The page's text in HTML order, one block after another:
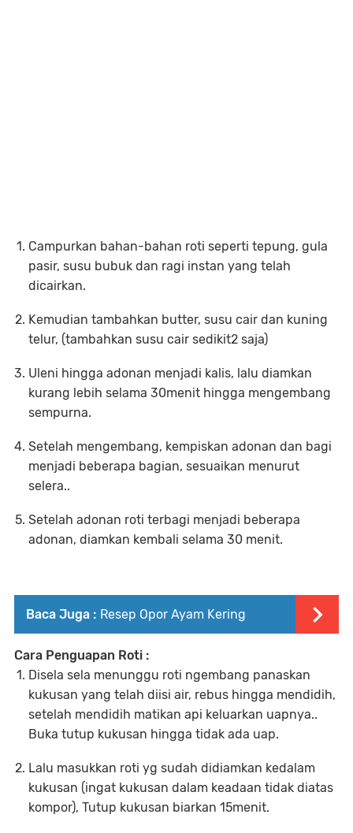
Campurkan bahan-bahan roti seperti tepung, gula
pasir, susu bubuk dan ragi instan yang telah
dicairkan.
Kemudian tambahkan butter, susu cair dan kuning
telur, (tambahkan susu cair sedikit2 saja)
Uleni hingga adonan menjadi kalis, lalu diamkan
kurang lebih selama 30menit hingga mengembang
sempurna.
Setelah mengembang, kempiskan adonan dan bagi
menjadi beberapa bagian, sesuaikan menurut
selera..
Setelah adonan roti terbagi menjadi beberapa
adonan, diamkan kembali selama 30 menit.
Baca Juga : Resep Opor Ayam Kering
Cara Penguapan Roti :
Disela sela menunggu roti ngembang panaskan
kukusan yang telah diisi air, rebus hingga mendidih,
setelah mendidih matikan api keluarkan uapnya..
Buka tutup kukusan hingga tidak ada uap.
Lalu masukkan roti yg sudah didiamkan kedalam
kukusan (ingat kukusan dalam keadaan tidak diatas
kompor), Tutup kukusan biarkan 15menit.